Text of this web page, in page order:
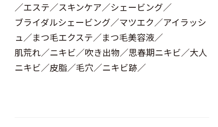
／エステ／スキンケア／シェービング／
ブライダルシェービング／マツエク／アイラッシ
ュ／まつ毛エクステ／まつ毛美容液／
肌荒れ／ニキビ／吹き出物／思春期ニキビ／大人
ニキビ／皮脂／毛穴／ニキビ跡／